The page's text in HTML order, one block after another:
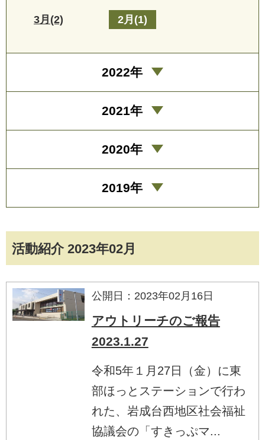
活動紹介 2023年02月
公開日：2023年02月16日
アウトリーチのご報告
2023.1.27
令和5年１月27日（金）に東
部ほっとステーションで行わ
れた、岩成台西地区社会福祉
協議会の「すきっぷマ...
3月(2) 2月(1)
2022年
2021年
2020年
2019年